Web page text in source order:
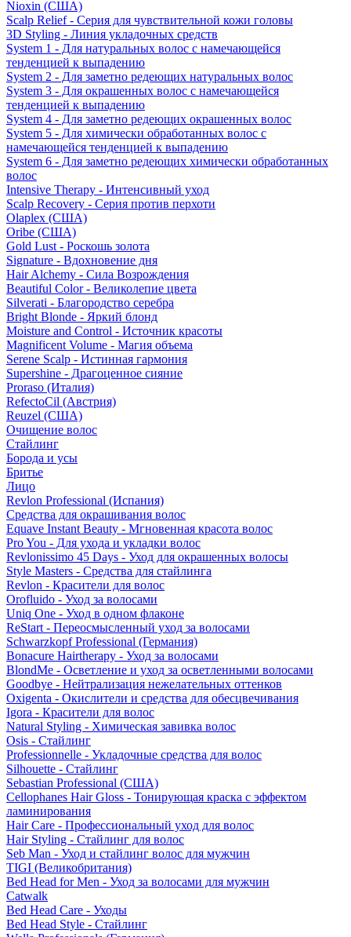
Nioxin (США)
Scalp Relief - Серия для чувствительной кожи головы
3D Styling - Линия укладочных средств
System 1 - Для натуральных волос с намечающейся
тенденцией к выпадению
System 2 - Для заметно редеющих натуральных волос
System 3 - Для окрашенных волос с намечающейся
тенденцией к выпадению
System 4 - Для заметно редеющих окрашенных волос
System 5 - Для химически обработанных волос с
намечающейся тенденцией к выпадению
System 6 - Для заметно редеющих химически обработанных
волос
Intensive Therapy - Интенсивный уход
Scalp Recovery - Серия против перхоти
Olaplex (США)
Oribe (США)
Gold Lust - Роскошь золота
Signature - Вдохновение дня
Hair Alchemy - Сила Возрождения
Beautiful Color - Великолепие цвета
Silverati - Благородство серебра
Bright Blonde - Яркий блонд
Moisture and Control - Источник красоты
Magnificent Volume - Магия объема
Serene Scalp - Истинная гармония
Supershine - Драгоценное сияние
Proraso (Италия)
RefectoCil (Австрия)
Reuzel (США)
Очищение волос
Стайлинг
Борода и усы
Бритье
Лицо
Revlon Professional (Испания)
Средства для окрашивания волос
Equave Instant Beauty - Мгновенная красота волос
Pro You - Для ухода и укладки волос
Revlonissimo 45 Days - Уход для окрашенных волосы
Style Masters - Средства для стайлинга
Revlon - Красители для волос
Orofluido - Уход за волосами
Uniq One - Уход в одном флаконе
ReStart - Переосмысленный уход за волосами
Schwarzkopf Professional (Германия)
Bonacure Hairtherapy - Уход за волосами
BlondMe - Осветление и уход за осветленными волосами
Goodbye - Нейтрализация нежелательных оттенков
Oxigenta - Окислители и средства для обесцвечивания
Igora - Красители для волос
Natural Styling - Химическая завивка волос
Osis - Стайлинг
Professionnelle - Укладочные средства для волос
Silhouette - Стайлинг
Sebastian Professional (США)
Cellophanes Hair Gloss - Тонирующая краска с эффектом
ламинирования
Hair Care - Профессиональный уход для волос
Hair Styling - Стайлинг для волос
Seb Man - Уход и стайлинг волос для мужчин
TIGI (Великобритания)
Bed Head for Men - Уход за волосами для мужчин
Catwalk
Bed Head Care - Уходы
Bed Head Style - Стайлинг